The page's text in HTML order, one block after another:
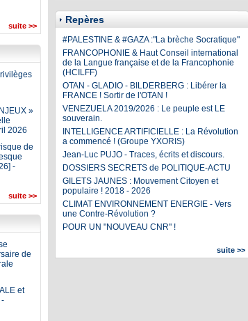
suite >>
»
2026
de
-
suite >>
de
et
Repères
#PALESTINE & #GAZA :"La brèche Socratique"
FRANCOPHONIE & Haut Conseil international
de la Langue française et de la Francophonie
(HCILFF)
OTAN - GLADIO - BILDERBERG : Libérer la
FRANCE ! Sortir de l'OTAN !
VENEZUELA 2019/2026 : Le peuple est LE
souverain.
INTELLIGENCE ARTIFICIELLE : La Révolution
a commencé ! (Groupe YXORIS)
Jean-Luc PUJO - Traces, écrits et discours.
DOSSIERS SECRETS de POLITIQUE-ACTU
GILETS JAUNES : Mouvement Citoyen et
populaire ! 2018 - 2026
CLIMAT ENVIRONNEMENT ENERGIE - Vers
une Contre-Révolution ?
POUR UN "NOUVEAU CNR" !
suite >>